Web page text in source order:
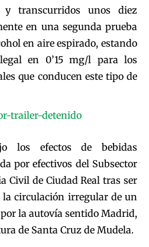
y transcurridos unos diez
en una segunda prueba
en aire espirado, estando
en 0’15 mg/l para los
que conducen este tipo de
los efectos de bebidas
por efectivos del Subsector
Civil de Ciudad Real tras ser
la circulación irregular de un
la autovía sentido Madrid,
de Santa Cruz de Mudela.